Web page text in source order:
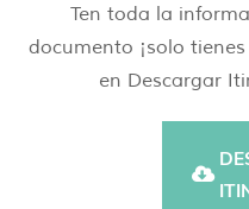
Ten toda la
documento ¡solo
en Descargar